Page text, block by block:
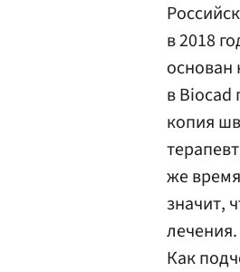
в 2018
основан
в Biocad
копия
же
значит,
лечения.
Как